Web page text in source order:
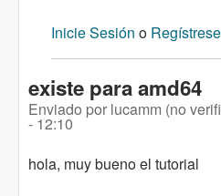
Inicie Sesión o Regístrese
existe para amd64
Enviado por lucamm (no
- 12:10
hola, muy bueno el tutorial